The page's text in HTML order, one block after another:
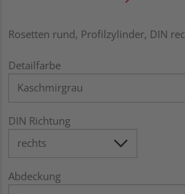
Rosetten rund, Profilzylinder, DIN
Detailfarbe
DIN Richtung
Abdeckung